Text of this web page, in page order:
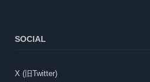
SOCIAL
X (旧Twitter)